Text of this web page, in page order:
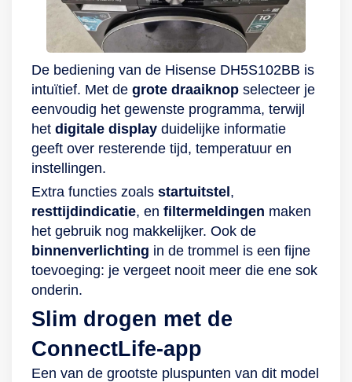
is voor een deel
vervaardigd uit
gerecyclede plastic
flessen. Zo dragen
Beko en jijzelf een
extra steentje bij
aan het milieu. Dat
is RecycledDry.
De bediening van de Hisense DH5S102BB is
intuïtief. Met de grote draaiknop selecteer je
eenvoudig het gewenste programma, terwijl
het digitale display duidelijke informatie
geeft over resterende tijd, temperatuur en
instellingen.
Extra functies zoals startuitstel,
resttijdindicatie, en filtermeldingen maken
het gebruik nog makkelijker. Ook de
binnenverlichting in de trommel is een fijne
toevoeging: je vergeet nooit meer die ene sok
onderin.
Slim drogen met de
ConnectLife-app
Een van de grootste pluspunten van dit model